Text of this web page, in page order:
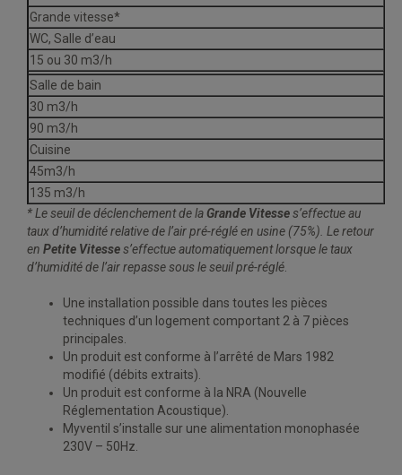
Grande vitesse*
WC, Salle d’eau
15 ou 30 m3/h
Salle de bain
30 m3/h
90 m3/h
Cuisine
45m3/h
135 m3/h
* Le seuil de déclenchement de la Grande Vitesses’effectue au
taux d’humidité relative de l’air pré-réglé en usine (75%). Le retour
en Petite Vitesses’effectue automatiquement lorsque le taux
d’humidité de l’air repasse sous le seuil pré-réglé
Une installation possible dans toutes les pièces
techniques d’un logement comportant 2 à 7 pièces
principales.
Un produit est conforme à l’arrêté de Mars 1982
modifié (débits extraits).
Un produit est conforme à la NRA (Nouvelle
Réglementation Acoustique).
Myventil s’installe sur une alimentation monophasée
230V – 50Hz.